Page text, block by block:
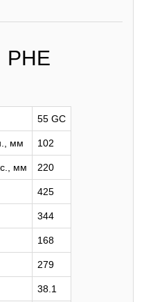
55 GC
мм 102
мм 220
425
344
168
279
38.1